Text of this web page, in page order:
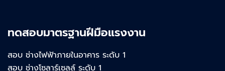
ทดสอบมาตรฐานฝีมือแรงงาน
สอบ ช่างไฟฟ้าภายในอาคาร ระดับ 1
สอบ ช่างโซลาร์เซลล์ ระดับ 1